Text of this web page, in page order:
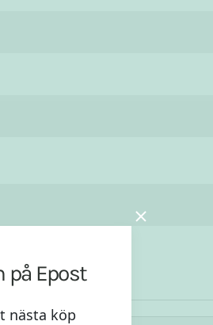
på Epost
nästa köp